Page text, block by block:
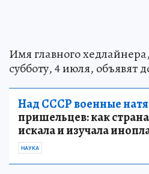
Имя главного
субботу, 4 июля, объявят
Над СССР военные
пришельцев: как
искала и изучала
НАУКА